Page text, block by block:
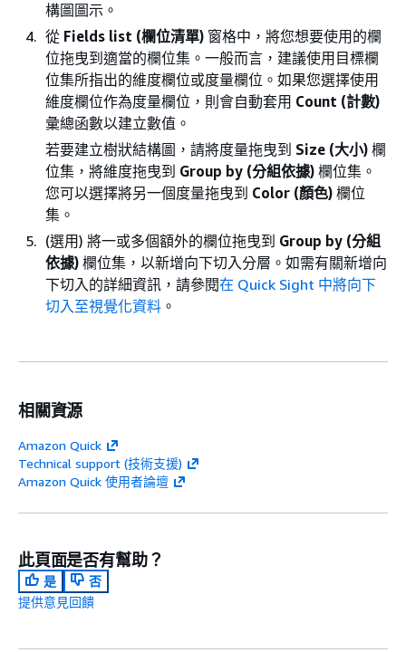
構圖圖示。
從 Fields list (欄位清單) 窗格中，將您想要使用的欄
位拖曳到適當的欄位集。一般而言，建議使用目標欄
位集所指出的維度欄位或度量欄位。如果您選擇使用
維度欄位作為度量欄位，則會自動套用 Count (計數)
彙總函數以建立數值。
若要建立樹狀結構圖，請將度量拖曳到 Size (大小) 欄
位集，將維度拖曳到 Group by (分組依據) 欄位集。
您可以選擇將另一個度量拖曳到 Color (顏色) 欄位
集。
(選用) 將一或多個額外的欄位拖曳到 Group by (分組
依據) 欄位集，以新增向下切入分層。如需有關新增向
下切入的詳細資訊，請參閱在 Quick Sight 中將向下
切入至視覺化資料 。
相關資源
Amazon Quick
Technical support (技術支援)
Amazon Quick 使用者論壇
此頁面是否有幫助？
是
否
提供意見回饋